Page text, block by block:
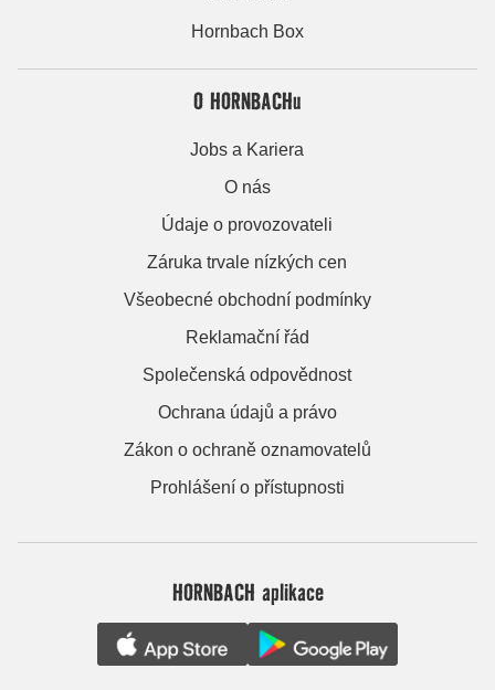
Hornbach Box
O HORNBACHu
Jobs a Kariera
O nás
Údaje o provozovateli
Záruka trvale nízkých cen
Všeobecné obchodní podmínky
Reklamační řád
Společenská odpovědnost
Ochrana údajů a právo
Zákon o ochraně oznamovatelů
Prohlášení o přístupnosti
HORNBACH aplikace